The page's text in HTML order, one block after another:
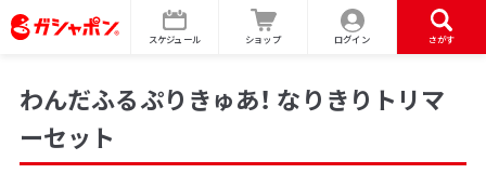
スケジュール ショップ ログイン さがす
わんだふるぷりきゅあ！ なりきりトリマ
ーセット